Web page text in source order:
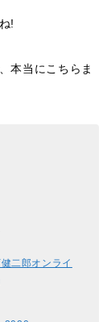
!
本当にこちらま
二郎オンライ